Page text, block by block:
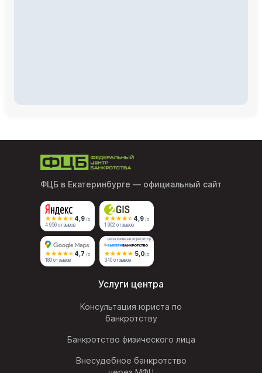
ФЦБ в Екатеринбурге — официальный сайт
4,9 /5
4 956 отзывов
4,9 /5
1 902 отзывов
4,7 /5
180 отзывов
Независимый агрегатор
5,0/5
340 отзывов
Услуги центра
Консультация юриста по
банкротству
Банкротство физического лица
Внесудебное банкротство